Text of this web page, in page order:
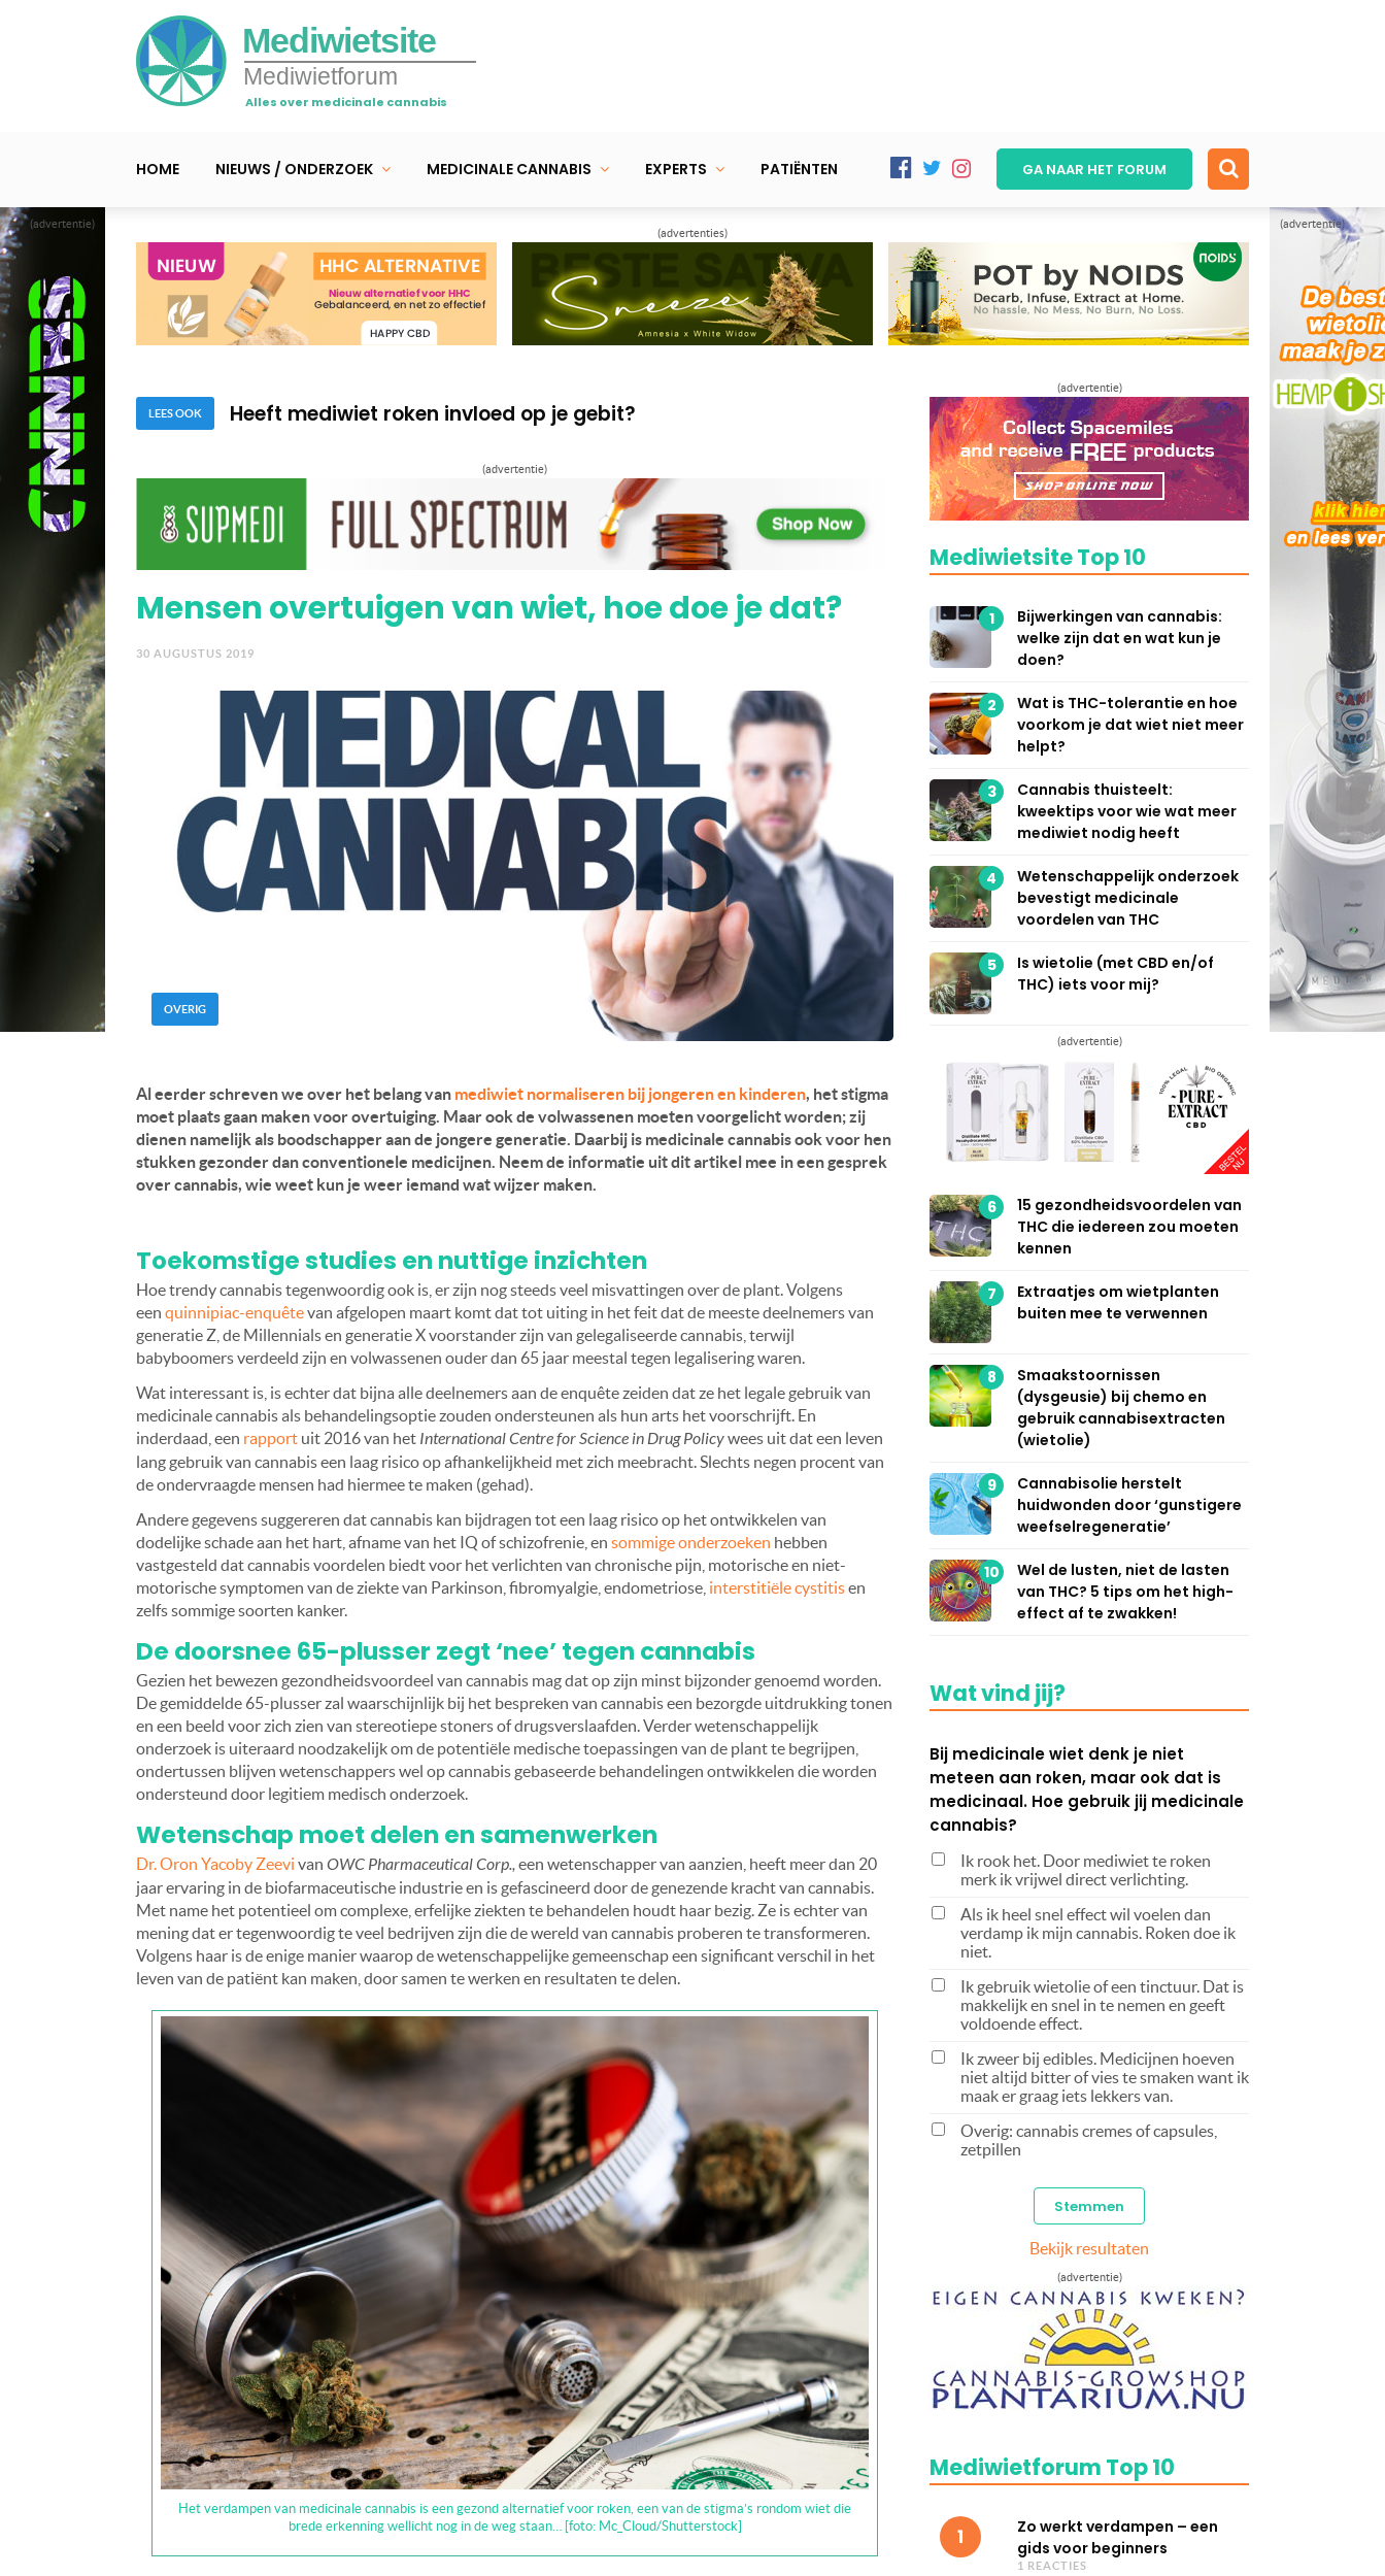
(advertentie) (advertentie)
Mediwietsite
Mediwietforum
Alles over medicinale cannabis
HOME NIEUWS / ONDERZOEK MEDICINALE CANNABIS EXPERTS PATIËNTEN GA NAAR HET FORUM
(advertenties)
LEES OOK
Poll • hoeveel medicinale wiet gebruik jij per maand?
Poll • Wat vind jij van de ontwikkelingen zoals in Terneuzen?
Poll • Wat vind jij van de ontwikkelingen zoals in Terneuzen?
(advertentie)
Mensen overtuigen van wiet, hoe doe je dat?
30 AUGUSTUS 2019
OVERIG
Al eerder schreven we over het belang van mediwiet normaliseren bij jongeren en kinderen, het stigma
moet plaats gaan maken voor overtuiging. Maar ook de volwassenen moeten voorgelicht worden; zij
dienen namelijk als boodschapper aan de jongere generatie. Daarbij is medicinale cannabis ook voor hen
stukken gezonder dan conventionele medicijnen. Neem de informatie uit dit artikel mee in een gesprek
over cannabis, wie weet kun je weer iemand wat wijzer maken.
Toekomstige studies en nuttige inzichten
Hoe trendy cannabis tegenwoordig ook is, er zijn nog steeds veel misvattingen over de plant. Volgens
een quinnipiac-enquêtevan afgelopen maart komt dat tot uiting in het feit dat de meeste deelnemers van
generatie Z, de Millennials en generatie X voorstander zijn van gelegaliseerde cannabis, terwijl
babyboomers verdeeld zijn en volwassenen ouder dan 65 jaar meestal tegen legalisering waren.
Wat interessant is, is echter dat bijna alle deelnemers aan de enquête zeiden dat ze het legale gebruik van
medicinale cannabis als behandelingsoptie zouden ondersteunen als hun arts het voorschrijft. En
inderdaad, een rapport uit 2016 van het International Centre for Science in Drug Policywees uit dat een leven
lang gebruik van cannabis een laag risico op afhankelijkheid met zich meebracht. Slechts negen procent van
de ondervraagde mensen had hiermee te maken (gehad).
Andere gegevens suggereren dat cannabis kan bijdragen tot een laag risico op het ontwikkelen van
dodelijke schade aan het hart, afname van het IQ of schizofrenie, en sommige onderzoeken hebben
vastgesteld dat cannabis voordelen biedt voor het verlichten van chronische pijn, motorische en niet-
motorische symptomen van de ziekte van Parkinson, fibromyalgie, endometriose, interstitiële cystitisen
zelfs sommige soorten kanker.
De doorsnee 65-plusser zegt ‘nee’ tegen cannabis
Gezien het bewezen gezondheidsvoordeel van cannabis mag dat op zijn minst bijzonder genoemd worden.
De gemiddelde 65-plusser zal waarschijnlijk bij het bespreken van cannabis een bezorgde uitdrukking tonen
en een beeld voor zich zien van stereotiepe stoners of drugsverslaafden. Verder wetenschappelijk
onderzoek is uiteraard noodzakelijk om de potentiële medische toepassingen van de plant te begrijpen,
ondertussen blijven wetenschappers wel op cannabis gebaseerde behandelingen ontwikkelen die worden
ondersteund door legitiem medisch onderzoek.
Wetenschap moet delen en samenwerken
Dr. Oron Yacoby Zeevi van OWC Pharmaceutical Corp.,een wetenschapper van aanzien, heeft meer dan 20
jaar ervaring in de biofarmaceutische industrie en is gefascineerd door de genezende kracht van cannabis.
Met name het potentieel om complexe, erfelijke ziekten te behandelen houdt haar bezig. Ze is echter van
mening dat er tegenwoordig te veel bedrijven zijn die de wereld van cannabis proberen te transformeren.
Volgens haar is de enige manier waarop de wetenschappelijke gemeenschap een significant verschil in het
leven van de patiënt kan maken, door samen te werken en resultaten te delen.
Het verdampen van medicinale cannabis is een gezond alternatief voor roken, een van de stigma’s rondom wiet die
brede erkenning wellicht nog in de weg staan… [foto: Mc_Cloud/Shutterstock]
(advertentie)
Mediwietsite Top 10
1
Bijwerkingen van cannabis:
welke zijn dat en wat kun je
doen?
2
Wat is THC-tolerantie en hoe
voorkom je dat wiet niet meer
helpt?
3
Cannabis thuisteelt:
kweektips voor wie wat meer
mediwiet nodig heeft
4
Wetenschappelijk onderzoek
bevestigt medicinale
voordelen van THC
5
Is wietolie (met CBD en/of
THC) iets voor mij?
(advertentie)
6
15 gezondheidsvoordelen van
THC die iedereen zou moeten
kennen
7
Extraatjes om wietplanten
buiten mee te verwennen
8
Smaakstoornissen
(dysgeusie) bij chemo en
gebruik cannabisextracten
(wietolie)
9
Cannabisolie herstelt
huidwonden door ‘gunstigere
weefselregeneratie’
10
Wel de lusten, niet de lasten
van THC? 5 tips om het high-
effect af te zwakken!
Wat vind jij?
Bij medicinale wiet denk je niet
meteen aan roken, maar ook dat is
medicinaal. Hoe gebruik jij medicinale
cannabis?
Ik rook het. Door mediwiet te roken
merk ik vrijwel direct verlichting.
Als ik heel snel effect wil voelen dan
verdamp ik mijn cannabis. Roken doe ik
niet.
Ik gebruik wietolie of een tinctuur. Dat is
makkelijk en snel in te nemen en geeft
voldoende effect.
Ik zweer bij edibles. Medicijnen hoeven
niet altijd bitter of vies te smaken want ik
maak er graag iets lekkers van.
Overig: cannabis cremes of capsules,
zetpillen
Bekijk resultaten
(advertentie)
Mediwietforum Top 10
1
Zo werkt verdampen – een
gids voor beginners
1 REACTIES